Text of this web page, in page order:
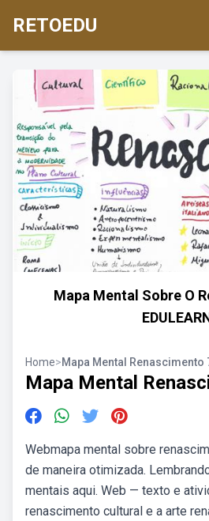
RETOEDU
Mapa Mental Sobre O
Home>Mapa Mental Renascimento
Mapa Mental
Webmapa mental sobre
de maneira otimizada.
mentais aqui. Web — texto e
renascimento cultural e a arte